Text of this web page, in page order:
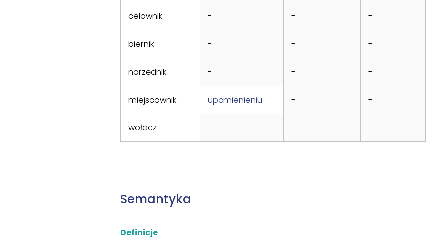
celownik - - -
biernik - - -
narzędnik - - -
miejscownik upomienieniu - -
wołacz - - -
Semantyka
Definicje